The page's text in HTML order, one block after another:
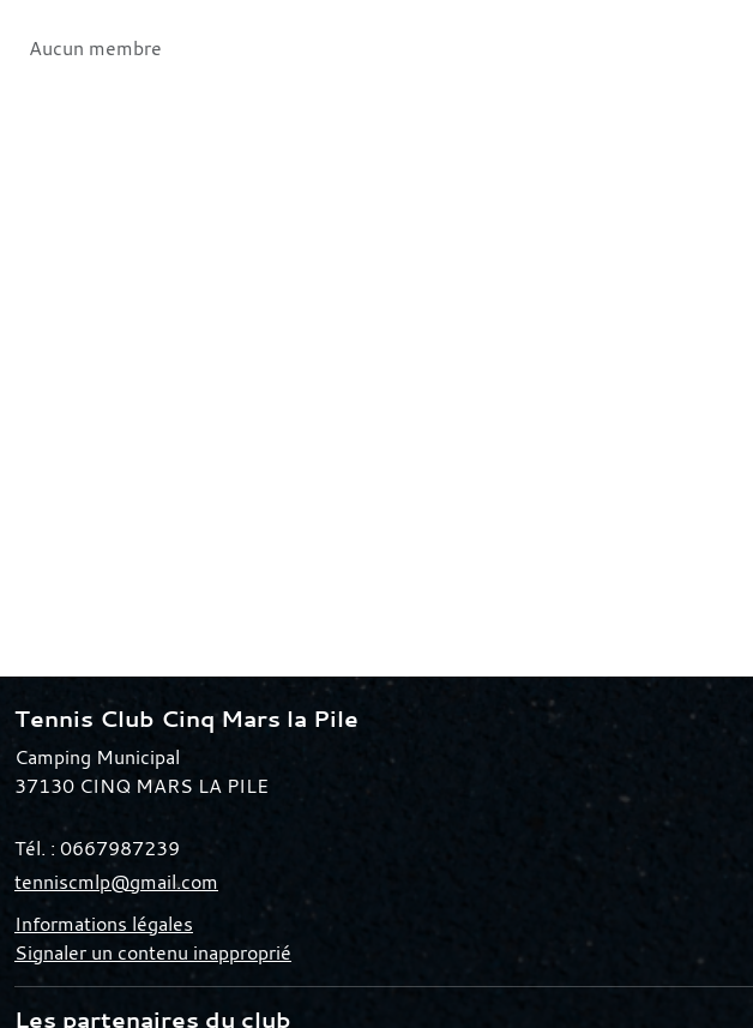
Aucun membre
Tennis Club Cinq Mars la Pile
Camping Municipal
37130 CINQ MARS LA PILE
Tél. : 0667987239
tenniscmlp@gmail.com
Informations légales
Signaler un contenu inapproprié
Les partenaires du club